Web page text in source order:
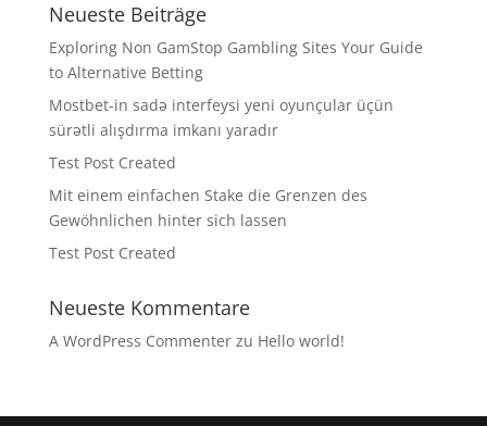
Neueste Beiträge
Exploring Non GamStop Gambling Sites Your Guide
to Alternative Betting
Mostbet-in sadə interfeysi yeni oyunçular üçün
sürətli alışdırma imkanı yaradır
Test Post Created
Mit einem einfachen Stake die Grenzen des
Gewöhnlichen hinter sich lassen
Test Post Created
Neueste Kommentare
A WordPress Commenterzu Hello world!